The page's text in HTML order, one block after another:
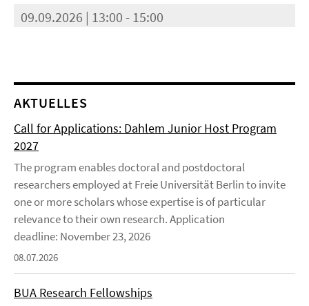
09.09.2026 | 13:00 - 15:00
AKTUELLES
Call for Applications: Dahlem Junior Host Program
2027
The program enables doctoral and postdoctoral
researchers employed at Freie Universität Berlin to invite
one or more scholars whose expertise is of particular
relevance to their own research. Application
deadline: November 23, 2026
08.07.2026
BUA Research Fellowships